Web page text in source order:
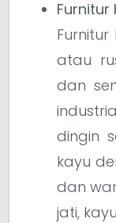
Furnitur
atau
dan
dingin
kayu
dan
jati,